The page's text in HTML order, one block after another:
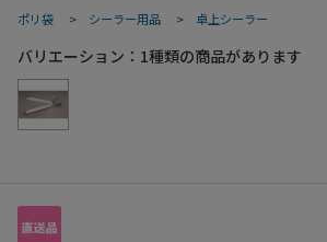
ポリ袋 > シーラー用品 > 卓上シーラー
バリエーション： 1種類の商品があります